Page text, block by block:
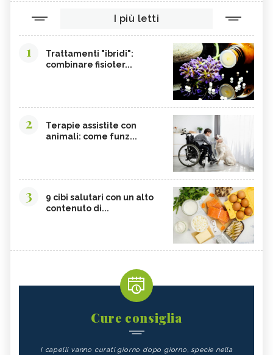
I più letti
1
Trattamenti "ibridi":
combinare fisioter...
2
Terapie assistite con
animali: come funz...
3
9 cibi salutari con un alto
contenuto di...
Cure consiglia
I capelli vanno curati giorno dopo giorno, specie nella